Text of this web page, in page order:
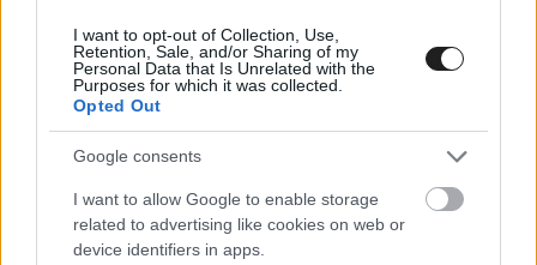
I want to opt-out of Collection, Use,
Retention, Sale, and/or Sharing of my
Personal Data that Is Unrelated with the
Purposes for which it was collected.
Opted Out
Google consents
I want to allow Google to enable storage
related to advertising like cookies on web or
device identifiers in apps.
Megtekintés az X-en
Mackenzie aztán néhány körrel később